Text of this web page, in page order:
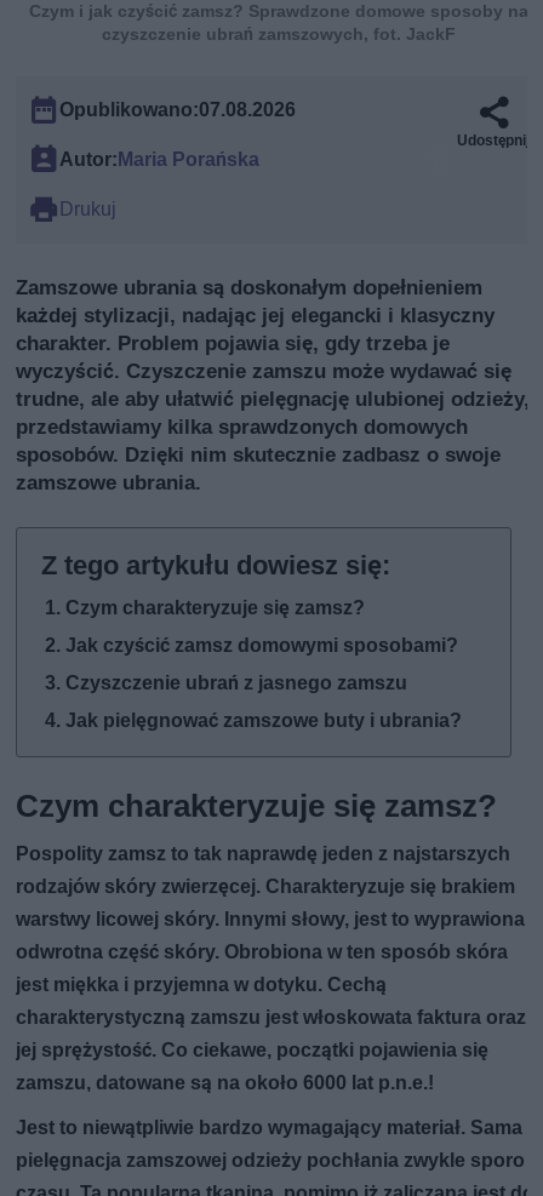
Czym i jak czyścić zamsz? Sprawdzone domowe sposoby na
czyszczenie ubrań zamszowych, fot. JackF
Opublikowano:07.08.2026
Autor: Maria Porańska
Drukuj
Udostępnij
Zamszowe ubrania są doskonałym dopełnieniem
każdej stylizacji, nadając jej elegancki i klasyczny
charakter. Problem pojawia się, gdy trzeba je
wyczyścić. Czyszczenie zamszu może wydawać się
trudne, ale aby ułatwić pielęgnację ulubionej odzieży,
przedstawiamy kilka sprawdzonych domowych
sposobów. Dzięki nim skutecznie zadbasz o swoje
zamszowe ubrania.
Czym charakteryzuje się zamsz?
Jak czyścić zamsz domowymi sposobami?
Czyszczenie ubrań z jasnego zamszu
Jak pielęgnować zamszowe buty i ubrania?
Czym charakteryzuje się zamsz?
Pospolity zamsz to tak naprawdę jeden z najstarszych
rodzajów skóry zwierzęcej. Charakteryzuje się brakiem
warstwy licowej skóry. Innymi słowy, jest to wyprawiona
odwrotna część skóry. Obrobiona w ten sposób skóra
jest miękka i przyjemna w dotyku. Cechą
charakterystyczną zamszu jest włoskowata faktura oraz
jej sprężystość. Co ciekawe, początki pojawienia się
zamszu, datowane są na około 6000 lat p.n.e.!
Jest to niewątpliwie bardzo wymagający materiał. Sama
pielęgnacja zamszowej odzieży pochłania zwykle sporo